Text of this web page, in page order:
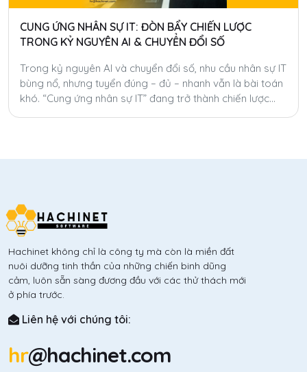
CUNG ỨNG NHÂN SỰ IT: ĐÒN BẨY CHIẾN LƯỢC
TRONG KỶ NGUYÊN AI & CHUYỂN ĐỔI SỐ
Trong kỷ nguyên AI và chuyển đổi số, nhu cầu nhân sự IT
bùng nổ, nhưng tuyển đúng – đủ – nhanh vẫn là bài toán
khó. “Cung ứng nhân sự IT” đang trở thành chiến lược
Hachinet không chỉ là công ty mà còn là miền đất
nuôi dưỡng tinh thần của những chiến binh dũng
cảm, luôn sẵn sàng đương đầu với các thử thách mới
ở phía trước.
Liên hệ với chúng tôi:
hr@hachinet.com